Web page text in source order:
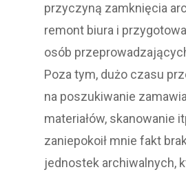
przyczyną zamknięcia
remont biura i
osób
Poza tym, dużo czasu
na poszukiwanie
materiałów, skanowanie
zaniepokoił mnie fakt
jednostek archiwalnych,